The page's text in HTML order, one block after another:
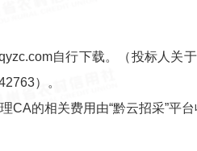
自行下载。（投标人关
）。
的相关费用由“黔云招采”平